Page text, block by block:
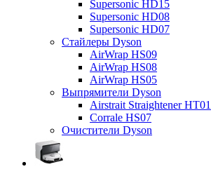
Supersonic HD15
Supersonic HD08
Supersonic HD07
Стайлеры Dyson
AirWrap HS09
AirWrap HS08
AirWrap HS05
Выпрямители Dyson
Airstrait Straightener HT01
Corrale HS07
Очистители Dyson